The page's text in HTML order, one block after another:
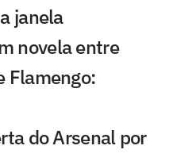
janela
novela entre
Flamengo:
do Arsenal por